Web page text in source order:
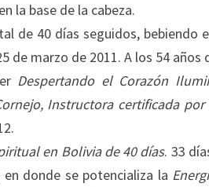
la base de la cabeza.
de 40 días seguidos, bebiendo
de marzo de 2011. A los 54 años
Despertando el Corazón
Instructora certificada
en Bolivia de 40 días. 33
en donde se potencializa la